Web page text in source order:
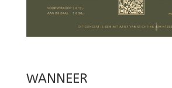
WANNEER